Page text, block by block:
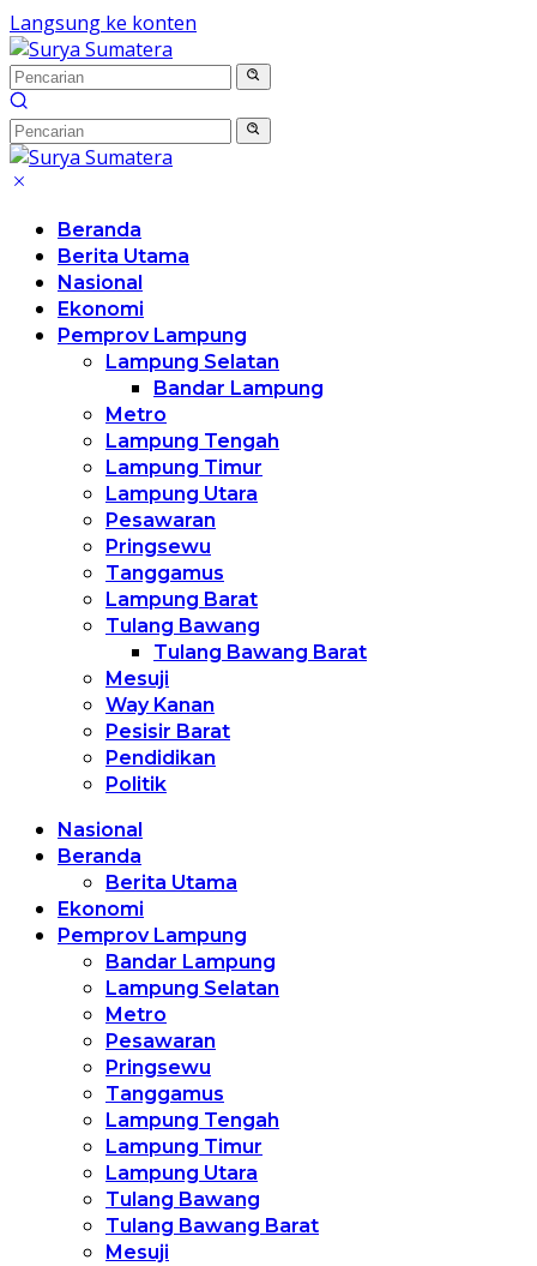
Langsung ke konten
Beranda
Berita Utama
Nasional
Ekonomi
Pemprov Lampung
Lampung Selatan
Bandar Lampung
Metro
Lampung Tengah
Lampung Timur
Lampung Utara
Pesawaran
Pringsewu
Tanggamus
Lampung Barat
Tulang Bawang
Tulang Bawang Barat
Mesuji
Way Kanan
Pesisir Barat
Pendidikan
Politik
Nasional
Beranda
Berita Utama
Ekonomi
Pemprov Lampung
Bandar Lampung
Lampung Selatan
Metro
Pesawaran
Pringsewu
Tanggamus
Lampung Tengah
Lampung Timur
Lampung Utara
Tulang Bawang
Tulang Bawang Barat
Mesuji